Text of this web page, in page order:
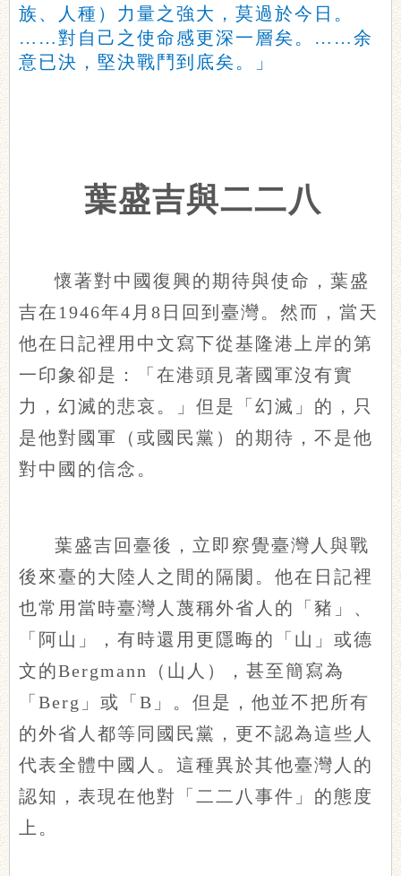
族、人種）力量之強大，莫過於今日。
……對自己之使命感更深一層矣。……余
意已決，堅決戰鬥到底矣。」
葉盛吉與二二八
懷著對中國復興的期待與使命，葉盛
吉在1946年4月8日回到臺灣。然而，當天
他在日記裡用中文寫下從基隆港上岸的第
一印象卻是：「在港頭見著國軍沒有實
力，幻滅的悲哀。」但是「幻滅」的，只
是他對國軍（或國民黨）的期待，不是他
對中國的信念。
葉盛吉回臺後，立即察覺臺灣人與戰
後來臺的大陸人之間的隔閡。他在日記裡
也常用當時臺灣人蔑稱外省人的「豬」、
「阿山」，有時還用更隱晦的「山」或德
文的Bergmann（山人），甚至簡寫為
「Berg」或「B」。但是，他並不把所有
的外省人都等同國民黨，更不認為這些人
代表全體中國人。這種異於其他臺灣人的
認知，表現在他對「二二八事件」的態度
上。